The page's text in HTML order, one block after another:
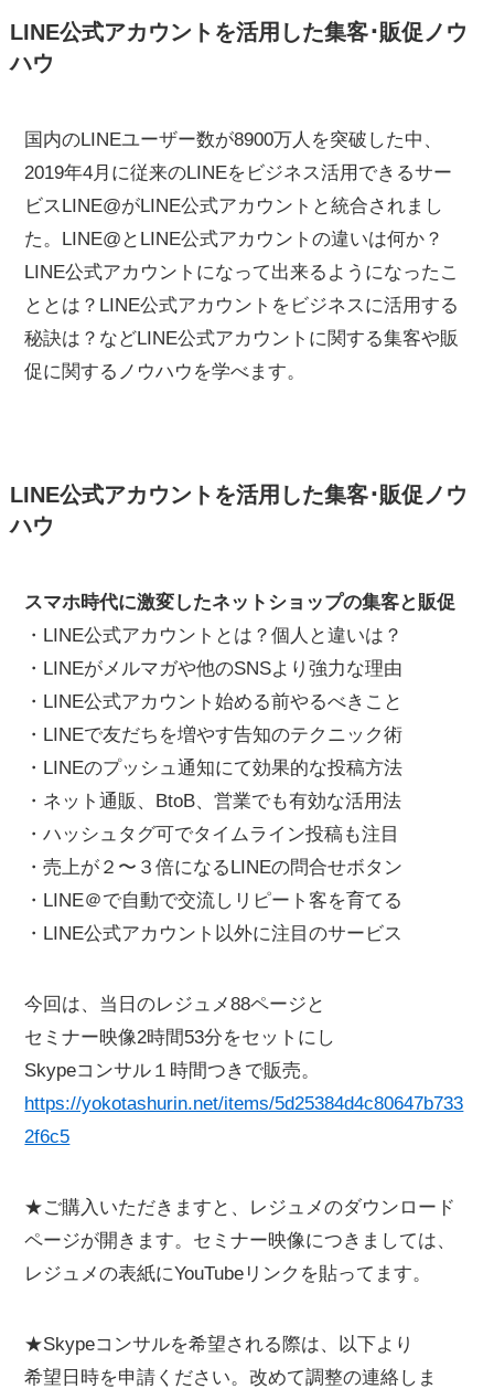
LINE公式アカウントを活用した集客･販促ノウ
ハウ
国内のLINEユーザー数が8900万人を突破した中、
2019年4月に従来のLINEをビジネス活用できるサー
ビスLINE@がLINE公式アカウントと統合されまし
た。LINE@とLINE公式アカウントの違いは何か？
LINE公式アカウントになって出来るようになったこ
ととは？LINE公式アカウントをビジネスに活用する
秘訣は？などLINE公式アカウントに関する集客や販
促に関するノウハウを学べます。
LINE公式アカウントを活用した集客･販促ノウ
ハウ
スマホ時代に激変したネットショップの集客と販促
・LINE公式アカウントとは？個人と違いは？
・LINEがメルマガや他のSNSより強力な理由
・LINE公式アカウント始める前やるべきこと
・LINEで友だちを増やす告知のテクニック術
・LINEのプッシュ通知にて効果的な投稿方法
・ネット通販、BtoB、営業でも有効な活用法
・ハッシュタグ可でタイムライン投稿も注目
・売上が２〜３倍になるLINEの問合せボタン
・LINE＠で自動で交流しリピート客を育てる
・LINE公式アカウント以外に注目のサービス
今回は、当日のレジュメ88ページと
セミナー映像2時間53分をセットにし
Skypeコンサル１時間つきで販売。
https://yokotashurin.net/items/5d25384d4c80647b733
2f6c5
★ご購入いただきますと、レジュメのダウンロード
ページが開きます。セミナー映像につきましては、
レジュメの表紙にYouTubeリンクを貼ってます。
★Skypeコンサルを希望される際は、以下より
希望日時を申請ください。改めて調整の連絡しま